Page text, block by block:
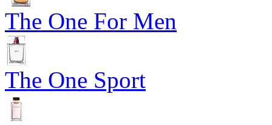
The One For Men
The One Sport